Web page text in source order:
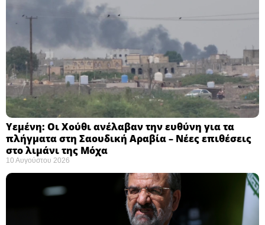
Υεμένη: Οι Χούθι ανέλαβαν την ευθύνη για τα
πλήγματα στη Σαουδική Αραβία – Νέες επιθέσεις
στο λιμάνι της Μόχα ​
10 Αυγούστου 2026